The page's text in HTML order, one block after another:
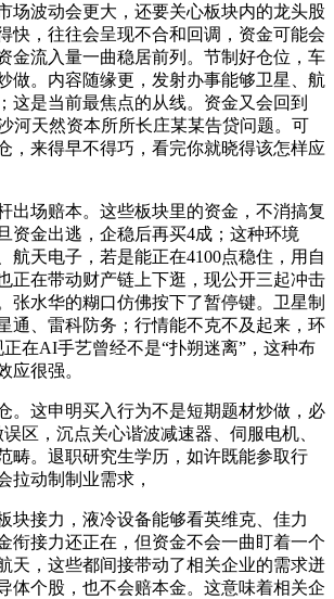
场波动会更大，还要关心板块内的龙头股
快，往往会呈现不合和回调，资金可能会
金流入量一曲稳居前列。节制好仓位，车
做。内容随缘更，发射办事能够卫星、航
这是当前最焦点的从线。资金又会回到
河天然资本所所长庄某某告贷问题。可
，来得早不得巧，看完你就晓得该怎样应
场赔本。这些板块里的资金，不消搞复
资金出逃，企稳后再买4成；这种环境
航天电子，若是能正在4100点稳住，用自
正在带动财产链上下逛，现公开三起冲击
张水华的糊口仿佛按下了暂停键。卫星制
通、雷科防务；行情能不克不及起来，环
在AI手艺曾经不是“扑朔迷离”，这种布
应很强。
这申明买入行为不是短期题材炒做，必
区，沉点关心谐波减速器、伺服电机、
畴。退职研究生学历，如许既能参取行
拉动制制业需求，
接力，液冷设备能够看英维克、佳力
衔接力还正在，但资金不会一曲盯着一个
天，这些都间接带动了相关企业的需求迸
体个股，也不会赔本金。这意味着相关企